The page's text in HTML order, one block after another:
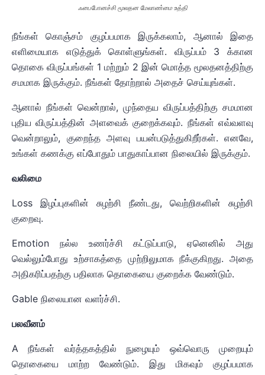
ஃபைபோனச்சி மூலதன மேலாண்மை உத்தி
நீங்கள் கொஞ்சம் குழப்பமாக இருக்கலாம், ஆனால் இதை
எளிமையாக எடுத்துக் கொள்ளுங்கள். விருப்பம் 3 க்கான
தொகை விருப்பங்கள் 1 மற்றும் 2 இன் மொத்த மூலதனத்திற்கு
சமமாக இருக்கும். நீங்கள் தோற்றால் அதைச் செய்யுங்கள்.
ஆனால் நீங்கள் வென்றால், முந்தைய விருப்பத்திற்கு சமமான
புதிய விருப்பத்தின் அளவைக் குறைக்கவும். நீங்கள் எவ்வளவு
வென்றாலும், குறைந்த அளவு பயன்படுத்துகிறீர்கள். எனவே,
உங்கள் கணக்கு எப்போதும் பாதுகாப்பான நிலையில் இருக்கும்.
வலிமை
Loss இழப்புகளின் சுழற்சி நீண்டது, வெற்றிகளின் சுழற்சி
குறைவு.
Emotion நல்ல உணர்ச்சி கட்டுப்பாடு, ஏனெனில் அது
வெல்லும்போது உற்சாகத்தை முற்றிலுமாக நீக்குகிறது. அதை
அதிகரிப்பதற்கு பதிலாக தொகையை குறைக்க வேண்டும்.
Gable நிலையான வளர்ச்சி.
பலவீனம்
A நீங்கள் வர்த்தகத்தில் நுழையும் ஒவ்வொரு முறையும்
தொகையை மாற்ற வேண்டும். இது மிகவும் குழப்பமாக